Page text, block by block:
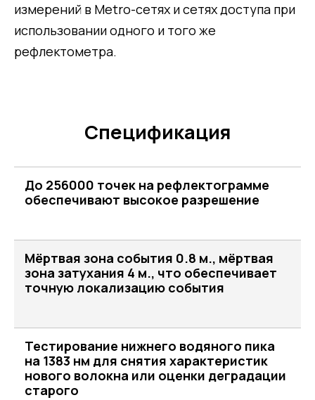
измерений в Metro-сетях и сетях доступа при
использовании одного и того же
рефлектометра.
Спецификация
До 256000 точек на рефлектограмме
обеспечивают высокое разрешение
Мёртвая зона события 0.8 м., мёртвая
зона затухания 4 м., что обеспечивает
точную локализацию события
Тестирование нижнего водяного пика
на 1383 нм для снятия характеристик
нового волокна или оценки деградации
старого